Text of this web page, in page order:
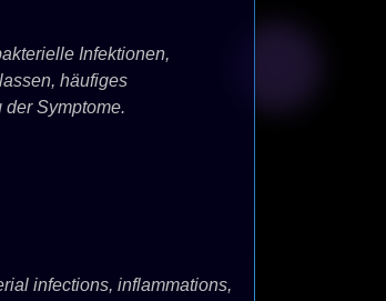
Infektionen,
häufiges
Symptome.
infections, inflammations,